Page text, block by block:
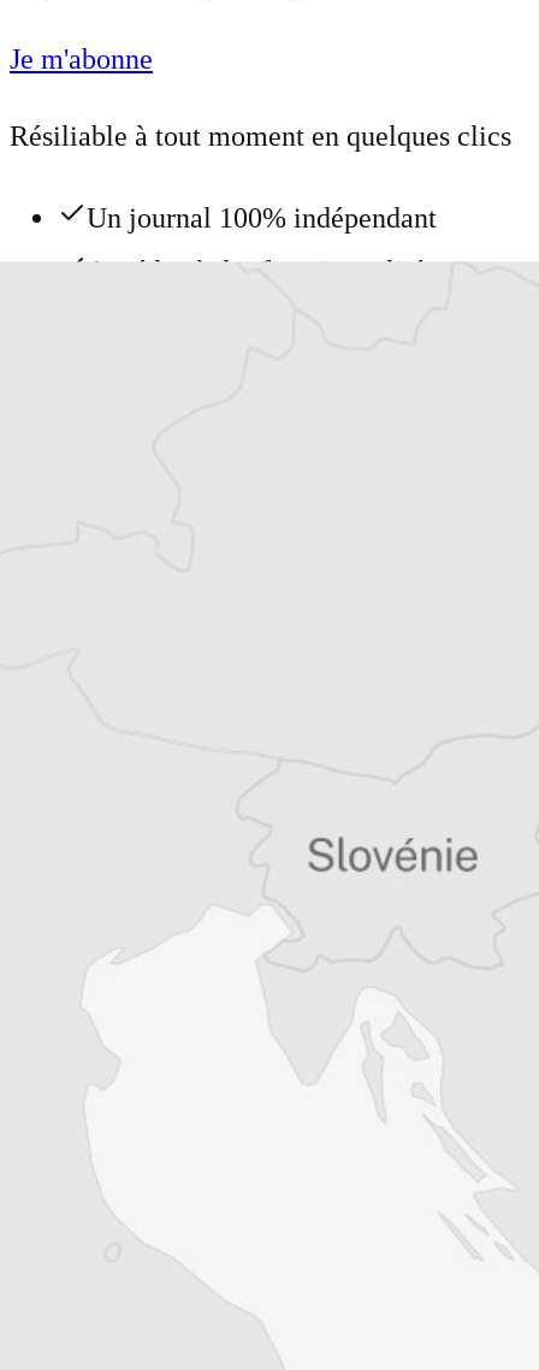
Je m'abonne
Résiliable à tout moment en quelques clics
Un journal 100% indépendant
Accédez à des fonctionnalités